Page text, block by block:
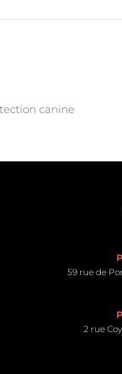
canine
59 rue de
2 rue